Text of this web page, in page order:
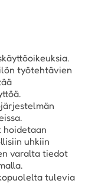
työtehtävien
hoidetaan
uhkiin
varalta tiedot
tulevia